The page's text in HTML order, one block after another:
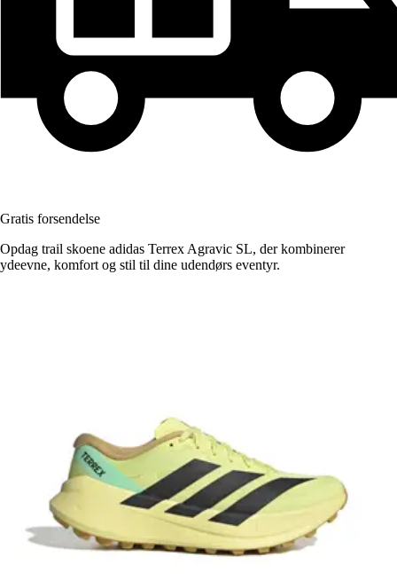
Gratis forsendelse
Opdag trail skoene adidas Terrex Agravic SL, der kombinerer
ydeevne, komfort og stil til dine udendørs eventyr.